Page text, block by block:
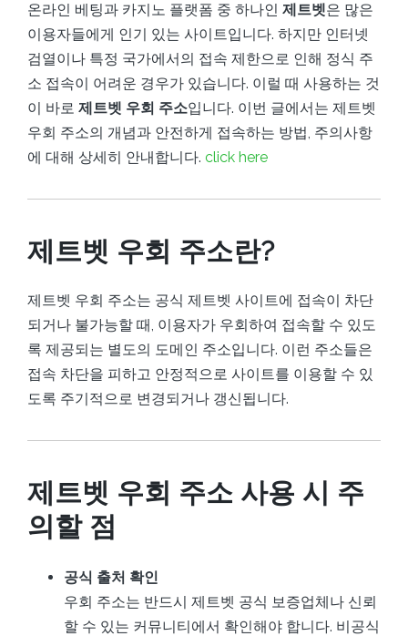
온라인 베팅과 카지노 플랫폼 중 하나인 제트벳은 많은
이용자들에게 인기 있는 사이트입니다. 하지만 인터넷
검열이나 특정 국가에서의 접속 제한으로 인해 정식 주
소 접속이 어려운 경우가 있습니다. 이럴 때 사용하는 것
이 바로 제트벳 우회 주소입니다. 이번 글에서는 제트벳
우회 주소의 개념과 안전하게 접속하는 방법, 주의사항
에 대해 상세히 안내합니다. click here
제트벳 우회 주소란?
제트벳 우회 주소는 공식 제트벳 사이트에 접속이 차단
되거나 불가능할 때, 이용자가 우회하여 접속할 수 있도
록 제공되는 별도의 도메인 주소입니다. 이런 주소들은
접속 차단을 피하고 안정적으로 사이트를 이용할 수 있
도록 주기적으로 변경되거나 갱신됩니다.
제트벳 우회 주소 사용 시 주
의할 점
공식 출처 확인
우회 주소는 반드시 제트벳 공식 보증업체나 신뢰
할 수 있는 커뮤니티에서 확인해야 합니다. 비공식